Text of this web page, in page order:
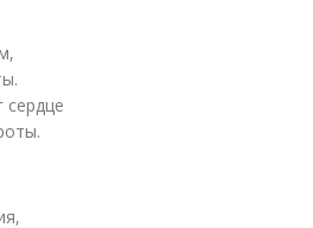
сердце